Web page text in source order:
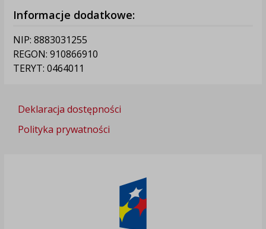
Informacje dodatkowe:
NIP: 8883031255
REGON: 910866910
TERYT: 0464011
Deklaracja dostępności
Polityka prywatności